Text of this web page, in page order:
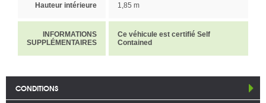
Hauteur intérieure 1,85 m
INFORMATIONS
SUPPLÉMENTAIRES
Ce véhicule est certifié Self
Contained
CONDITIONS